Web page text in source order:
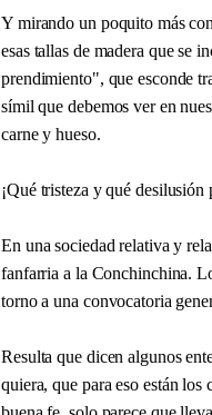
Y mirando un poquito más
esas tallas de madera que se
prendimiento", que esconde
símil que debemos ver en
carne y hueso.
¡Qué tristeza y qué
En una sociedad relativa y
fanfarria a la Conchinchina.
torno a una convocatoria
Resulta que dicen algunos
quiera, que para eso están los